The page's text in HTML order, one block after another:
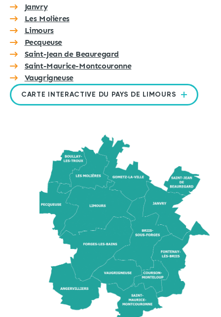
Janvry
Les Molières
Limours
Pecqueuse
Saint-Jean de Beauregard
Saint-Maurice-Montcouronne
Vaugrigneuse
CARTE INTERACTIVE DU PAYS DE LIMOURS